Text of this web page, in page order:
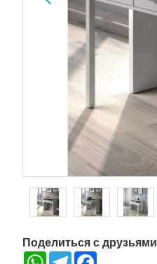
Поделиться с друзьями
WhatsAppTelegram